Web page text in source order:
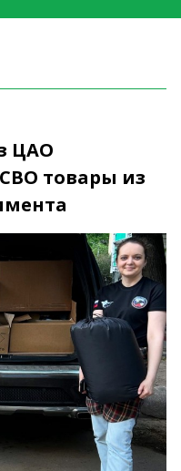
ЦАО
товары из